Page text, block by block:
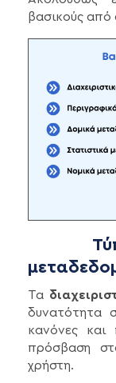
βασικούς από
Τύπος
Τα
δυνατότητα
κανόνες και
πρόσβαση
χρήστη.